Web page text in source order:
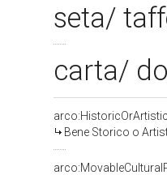
seta/
carta/
Bene Storico o